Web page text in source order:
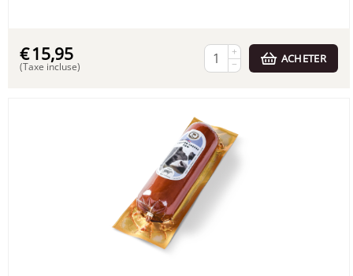
€15,95
(Taxe incluse)
+
−
ACHETER